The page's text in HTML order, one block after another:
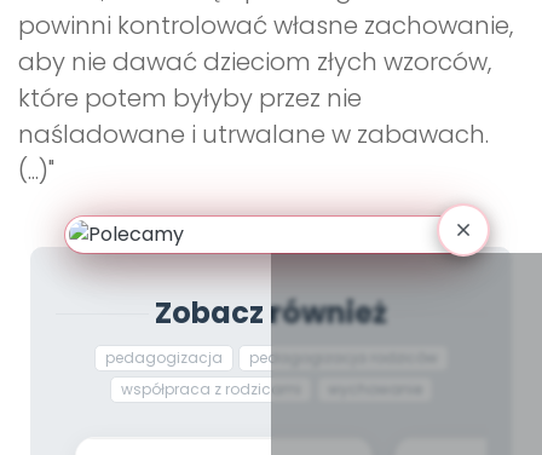
powinni kontrolować własne zachowanie,
aby nie dawać dzieciom złych wzorców,
które potem byłyby przez nie
naśladowane i utrwalane w zabawach.
(...)"
Zobacz również
pedagogizacja
pedagogizacja rodziców
współpraca z rodzicami